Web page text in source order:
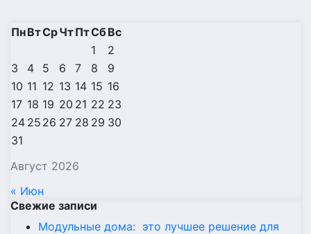
Август 2026
ПнВтСрЧтПтСбВс
1
2
3
4 5 6 7 8
9
10 11 12 13 14 15 16
17 18 19 20 21 22 23
24 25 26 27 28 29 30
31
« Июн
Свежие записи
Модульные дома: это лучшее решение для